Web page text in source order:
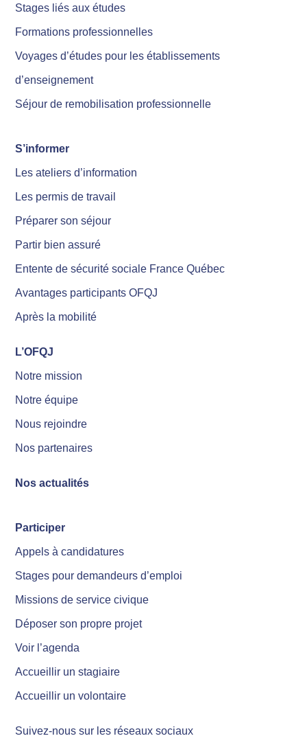
Stages liés aux études
Formations professionnelles
Voyages d’études pour les établissements
d’enseignement
Séjour de remobilisation professionnelle
S’informer
Les ateliers d’information
Les permis de travail
Préparer son séjour
Partir bien assuré
Entente de sécurité sociale France Québec
Avantages participants OFQJ
Après la mobilité
L’OFQJ
Notre mission
Notre équipe
Nous rejoindre
Nos partenaires
Nos actualités
Participer
Appels à candidatures
Stages pour demandeurs d’emploi
Missions de service civique
Déposer son propre projet
Voir l’agenda
Accueillir un stagiaire
Accueillir un volontaire
Suivez-nous sur les réseaux sociaux